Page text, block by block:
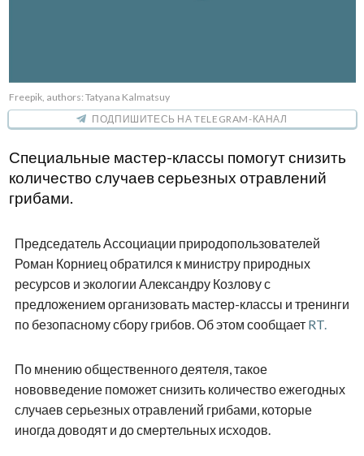
Freepik, authors: Tatyana Kalmatsuy
ПОДПИШИТЕСЬ НА TELEGRAM-КАНАЛ
Специальные мастер-классы помогут снизить
количество случаев серьезных отравлений
грибами.
Председатель Ассоциации природопользователей
Роман Корниец обратился к министру природных
ресурсов и экологии Александру Козлову с
предложением организовать мастер-классы и тренинги
по безопасному сбору грибов. Об этом сообщает RT.
По мнению общественного деятеля, такое
нововведение поможет снизить количество ежегодных
случаев серьезных отравлений грибами, которые
иногда доводят и до смертельных исходов.